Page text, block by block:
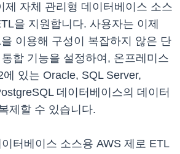
제 자체 관리형 데이터베이스 소스
을 지원합니다. 사용자는 이제
이용해 구성이 복잡하지 않은 단
합 기능을 설정하여, 온프레미스
에 있는 Oracle, SQL Server,
데이터베이스의 데이터
제할 수 있습니다.
터베이스 소스용 AWS 제로 ETL